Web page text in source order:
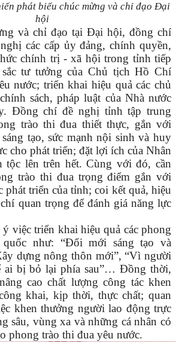
phát biểu chúc mừng và chỉ đạo Đại
hội
và chỉ đạo tại Đại hội, đồng chí
các cấp ủy đảng, chính quyền,
chính trị - xã hội trong tỉnh tiếp
tư tưởng của Chủ tịch Hồ Chí
nước; triển khai hiệu quả các chủ
sách, pháp luật của Nhà nước
Đồng chí đề nghị tỉnh tập trung
trào thi đua thiết thực, gắn với
tạo, sức mạnh nội sinh và huy
cho phát triển; đặt lợi ích của Nhân
tộc lên trên hết. Cùng với đó, cần
trào thi đua trọng điểm gắn với
phát triển của tỉnh; coi kết quả, hiệu
quan trọng để đánh giá năng lực
việc triển khai hiệu quả các phong
như: “Đổi mới sáng tạo và
dựng nông thôn mới”, “Vì người
ai bị bỏ lại phía sau”… Đồng thời,
cao chất lượng công tác khen
khai, kịp thời, thực chất; quan
khen thưởng người lao động trực
sâu, vùng xa và những cá nhân có
phong trào thi đua yêu nước.